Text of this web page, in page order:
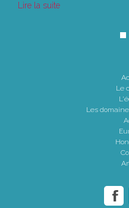
Lire la suite
Le
Les